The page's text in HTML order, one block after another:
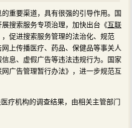
重要渠道，具有很强的引导作用。国
搜索服务专项治理，加快出台《互联
，促进搜索服务管理的法治化、规范
上传播医疗、药品、保健品等事关人
息、虚假广告等违法违规行为。国家
广告管理暂行办法》，进一步规范互
疗机构的调查结果，由相关主管部门